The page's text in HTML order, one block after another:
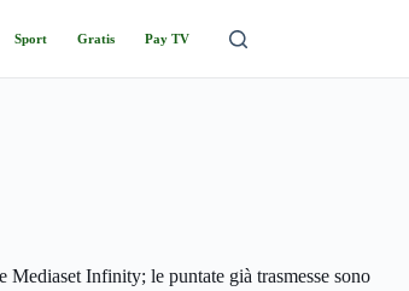
Sport Gratis Pay TV
Infinity; le puntate già trasmesse sono